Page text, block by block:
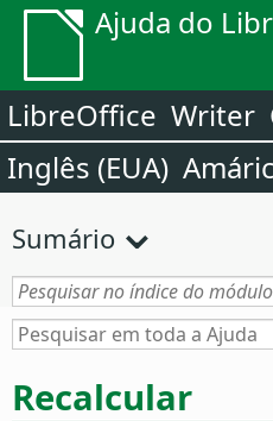
Ajuda do
LibreOffice Writer
Inglês (EUA)
Sumário
Recalcular